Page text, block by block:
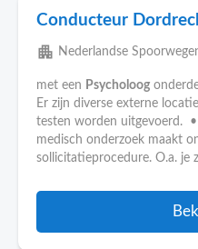
Conducteur
apartment Nederlandse
met een Psycholoog
Er zijn diverse externe
testen worden uitgevoerd.
medisch onderzoek maakt
sollicitatieprocedure. O.a. je